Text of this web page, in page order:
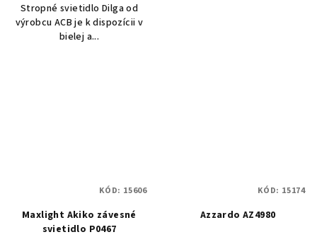
Stropné svietidlo Dilga od
výrobcu ACB je k dispozícii v
bielej a...
Maxlight Akiko závesné
svietidlo P0467
KÓD: 15606
Azzardo AZ4980
KÓD: 15174